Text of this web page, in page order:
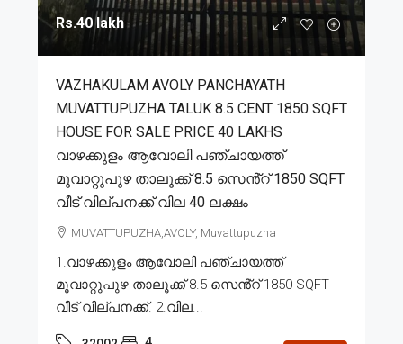
Rs.40 lakh
VAZHAKULAM AVOLY PANCHAYATH
MUVATTUPUZHA TALUK 8.5 CENT 1850 SQFT
HOUSE FOR SALE PRICE 40 LAKHS
വാഴക്കുളം ആവോലി പഞ്ചായത്ത്
മൂവാറ്റുപുഴ താലൂക്ക് 8.5 സെൻ്റ് 1850 SQFT
വീട് വില്പനക്ക് വില 40 ലക്ഷം
MUVATTUPUZHA,AVOLY, Muvattupuzha
1.വാഴക്കുളം ആവോലി പഞ്ചായത്ത്
മൂവാറ്റുപുഴ താലൂക്ക് 8.5 സെൻ്റ് 1850 SQFT
വീട് വില്പനക്ക്. 2.വില...